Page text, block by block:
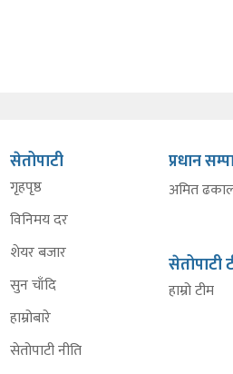
सेतोपाटी
गृहपृष्ठ
विनिमय दर
शेयर बजार
सुन चाँदि
हाम्रोबारे
सेतोपाटी नीति
प्रधान
अमित
सेतोपाटी
हाम्रो टीम